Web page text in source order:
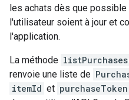
les achats dès que
l'utilisateur soient à jour et
l'application.
La méthode
renvoie une liste de
itemId et purchaseToken